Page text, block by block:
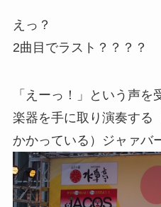
えっ？
2曲目でラスト？？？？
「えーっ！」という声を
楽器を手に取り演奏する
かかっている）ジャァバ